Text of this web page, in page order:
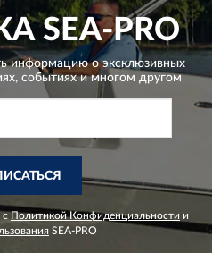
SEA-PRO
информацию о эксклюзивных
событиях и многом другом
с Политикой Конфиденциальности и
SEA-PRO